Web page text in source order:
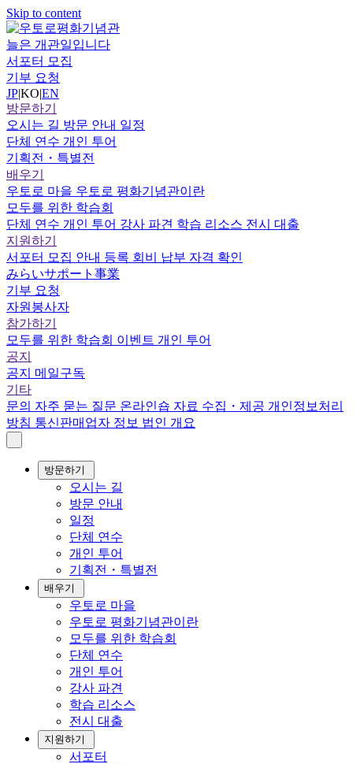
Skip to content
늘은 개관일입니다
서포터 모집
기부 요청
JP|KO|EN
방문하기
오시는 길 방문 안내 일정
단체 연수 개인 투어
기획전・특별전
배우기
우토로 마을 우토로 평화기념관이란
모두를 위한 학습회
단체 연수 개인 투어 강사 파견 학습 리소스 전시 대출
지원하기
서포터 모집 안내 등록 회비 납부 자격 확인
みらいサポート事業
기부 요청
자원봉사자
참가하기
모두를 위한 학습회 이벤트 개인 투어
공지
공지 메일구독
기타
문의 자주 묻는 질문 온라인숍 자료 수집・제공 개인정보처리
방침 통신판매업자 정보 법인 개요
방문하기
오시는 길
방문 안내
일정
단체 연수
개인 투어
기획전・특별전
배우기
우토로 마을
우토로 평화기념관이란
모두를 위한 학습회
단체 연수
개인 투어
강사 파견
학습 리소스
전시 대출
지원하기
서포터